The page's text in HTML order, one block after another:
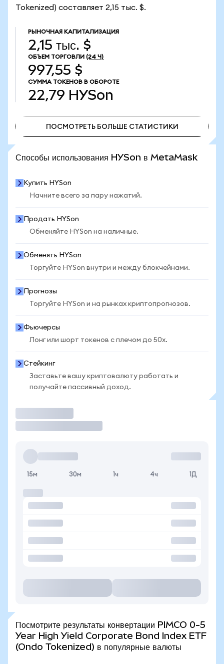
Tokenized) составляет 2,15 тыс. $.
РЫНОЧНАЯ КАПИТАЛИЗАЦИЯ
2,15 тыс. $
ОБЪЕМ ТОРГОВЛИ (24 Ч)
997,55 $
СУММА ТОКЕНОВ В ОБОРОТЕ
22,79 HYSon
ПОСМОТРЕТЬ БОЛЬШЕ СТАТИСТИКИ
Способы использования HYSon в MetaMask
Купить HYSon
Начните всего за пару нажатий.
Продать HYSon
Обменяйте HYSon на наличные.
Обменять HYSon
Торгуйте HYSon внутри и между блокчейнами.
Прогнозы
Торгуйте HYSon и на рынках криптопрогнозов.
Фьючерсы
Лонг или шорт токенов с плечом до 50x.
Стейкинг
Заставьте вашу криптовалюту работать и
получайте пассивный доход.
15м 30м 1ч 4ч 1Д
Посмотрите результаты конвертации PIMCO 0-5
Year High Yield Corporate Bond Index ETF
(Ondo Tokenized) в популярные валюты